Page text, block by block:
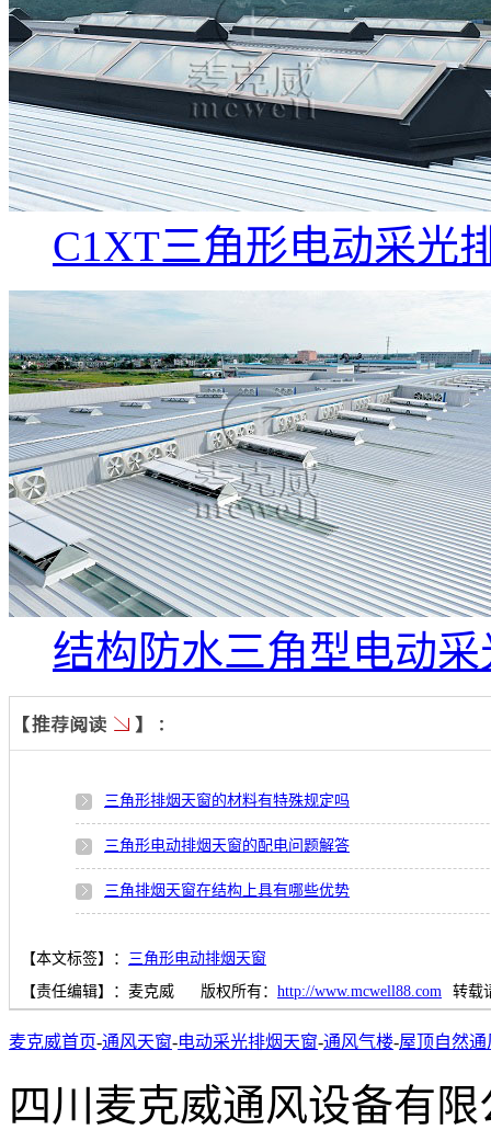
C1XT三角形电动采光
结构防水三角型电动
三角形排烟天窗的材料有特殊规定吗
三角形电动排烟天窗的配电问题解答
三角排烟天窗在结构上具有哪些优势
【本文标签】： 三角形电动排烟天窗
【责任编辑】： 麦克威 版权所有： http://www.mcwell88.com 转载
麦克威首页-通风天窗-电动采光排烟天窗-通风气楼-屋顶自然通
四川麦克威通风设